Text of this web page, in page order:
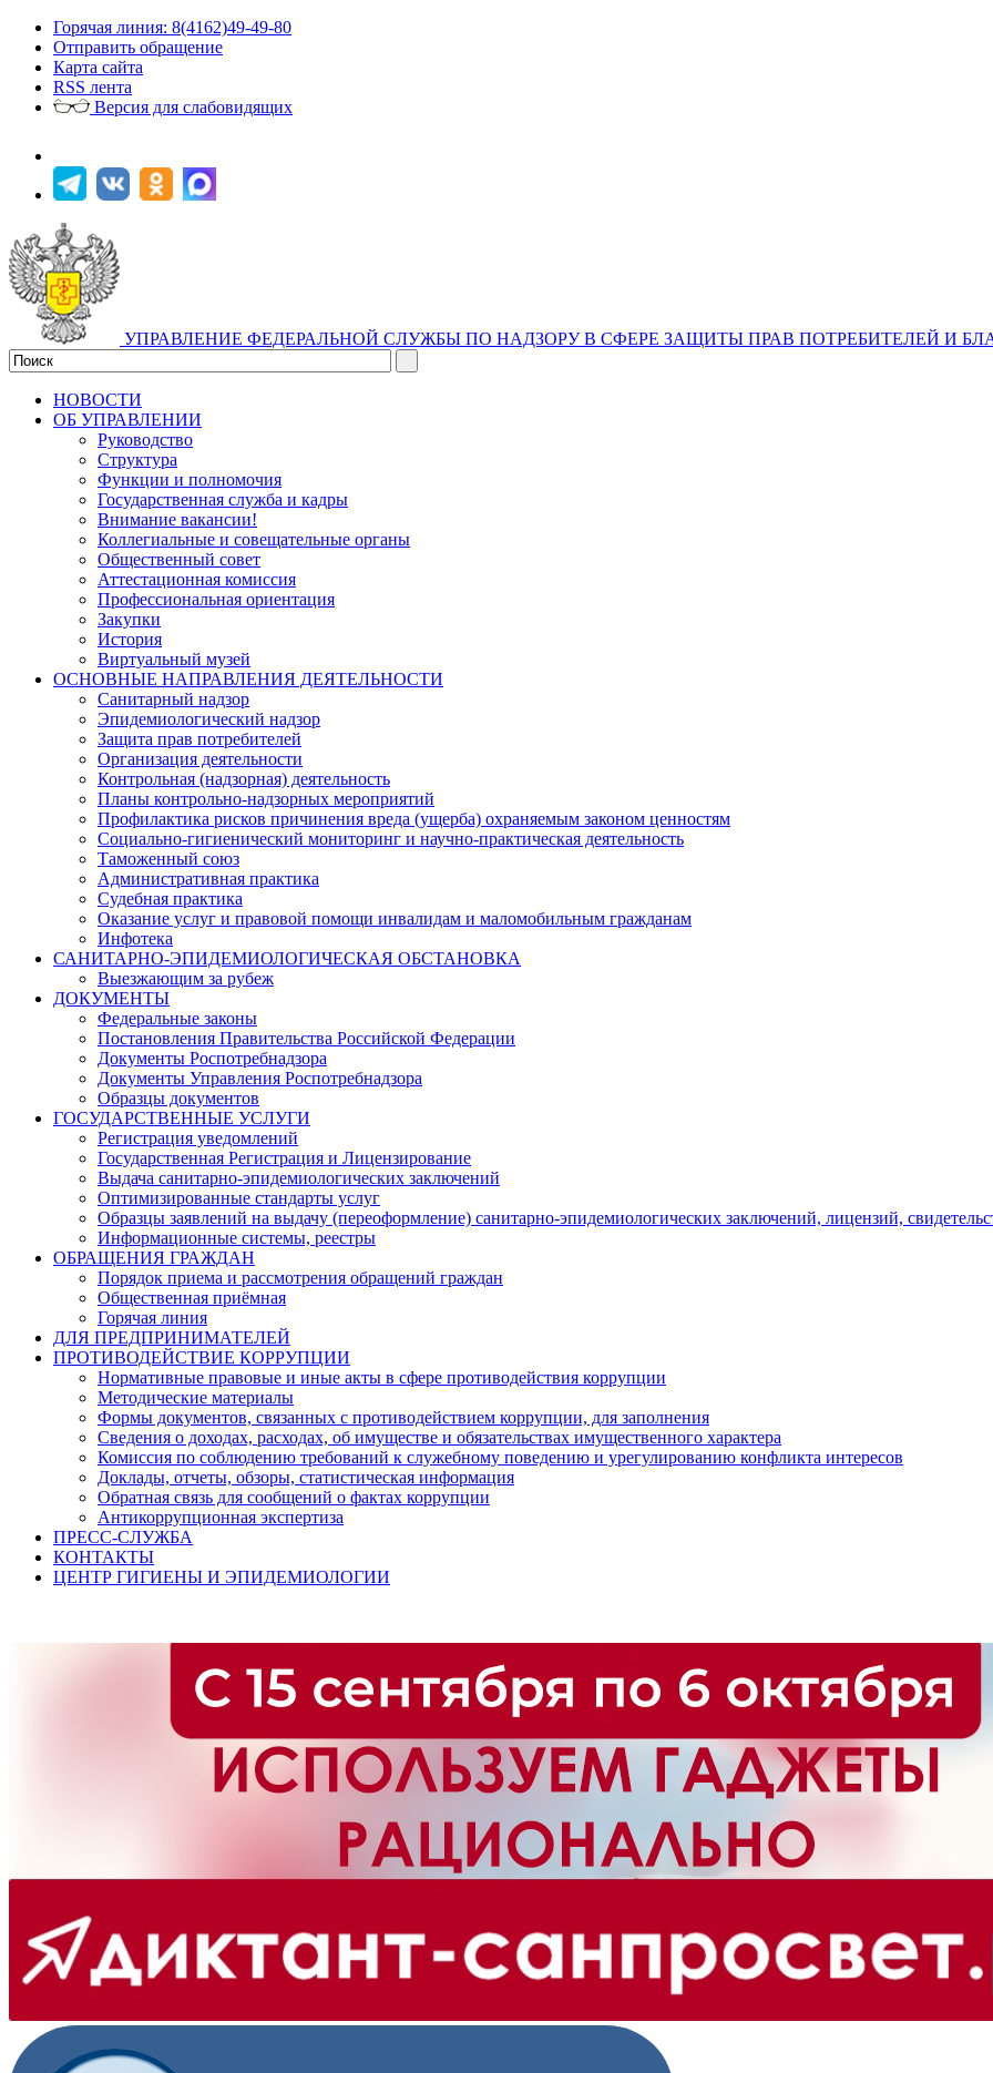
Горячая линия: 8(4162)49-49-80
Отправить обращение
Карта сайта
RSS лента
Версия для слабовидящих
УПРАВЛЕНИЕ ФЕДЕРАЛЬНОЙ СЛУЖБЫ ПО НАДЗОРУ В СФЕРЕ ЗАЩИТЫ ПРАВ ПОТРЕБИТЕЛЕЙ И
НОВОСТИ
ОБ УПРАВЛЕНИИ
Руководство
Структура
Функции и полномочия
Государственная служба и кадры
Внимание вакансии!
Коллегиальные и совещательные органы
Общественный совет
Аттестационная комиссия
Профессиональная ориентация
Закупки
История
Виртуальный музей
ОСНОВНЫЕ НАПРАВЛЕНИЯ ДЕЯТЕЛЬНОСТИ
Санитарный надзор
Эпидемиологический надзор
Защита прав потребителей
Организация деятельности
Контрольная (надзорная) деятельность
Планы контрольно-надзорных мероприятий
Профилактика рисков причинения вреда (ущерба) охраняемым законом ценностям
Социально-гигиенический мониторинг и научно-практическая деятельность
Таможенный союз
Административная практика
Судебная практика
Оказание услуг и правовой помощи инвалидам и маломобильным гражданам
Инфотека
САНИТАРНО-ЭПИДЕМИОЛОГИЧЕСКАЯ ОБСТАНОВКА
Выезжающим за рубеж
ДОКУМЕНТЫ
Федеральные законы
Постановления Правительства Российской Федерации
Документы Роспотребнадзора
Документы Управления Роспотребнадзора
Образцы документов
ГОСУДАРСТВЕННЫЕ УСЛУГИ
Регистрация уведомлений
Государственная Регистрация и Лицензирование
Выдача санитарно-эпидемиологических заключений
Оптимизированные стандарты услуг
Образцы заявлений на выдачу (переоформление) санитарно-эпидемиологических заключений, лицензий,
Информационные системы, реестры
ОБРАЩЕНИЯ ГРАЖДАН
Порядок приема и рассмотрения обращений граждан
Общественная приёмная
Горячая линия
ДЛЯ ПРЕДПРИНИМАТЕЛЕЙ
ПРОТИВОДЕЙСТВИЕ КОРРУПЦИИ
Нормативные правовые и иные акты в сфере противодействия коррупции
Методические материалы
Формы документов, связанных с противодействием коррупции, для заполнения
Сведения о доходах, расходах, об имуществе и обязательствах имущественного характера
Комиссия по соблюдению требований к служебному поведению и урегулированию конфликта интересов
Доклады, отчеты, обзоры, статистическая информация
Обратная связь для сообщений о фактах коррупции
Антикоррупционная экспертиза
ПРЕСС-СЛУЖБА
КОНТАКТЫ
ЦЕНТР ГИГИЕНЫ И ЭПИДЕМИОЛОГИИ